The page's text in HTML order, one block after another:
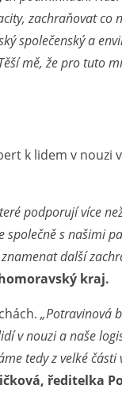
zachraňovat
společenský a
mě, že pro tuto
k lidem v nouzi
podporují více
s našimi
další
kraj.
„Potravinová
v nouzi a naše
tedy z velké části
ředitelka